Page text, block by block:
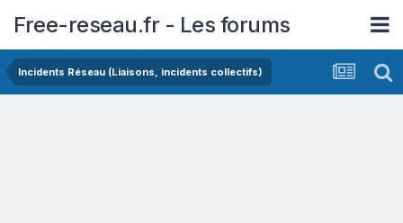
Free-reseau.fr - Les forums
Incidents Réseau (Liaisons, incidents collectifs)